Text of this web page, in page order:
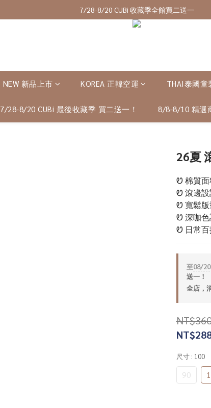
7/28-8/20 CUBi 收藏季全館買二送一
7/28-8/20 CUBi 收藏季全館買二送一
全館$2500【免運】
NEW 新品上市 KOREA 正韓空運 THAI泰國童
7/28-8/20 CUBi 最後收藏季 買二送一！ 8/8-8/10 精選
26夏
Ꮼ 棉質面
Ꮼ 滾邊設
Ꮼ 寬鬆版
Ꮼ 深咖色
Ꮼ 日常百
至08/20
送一！
全店，
尺寸 : 100
90